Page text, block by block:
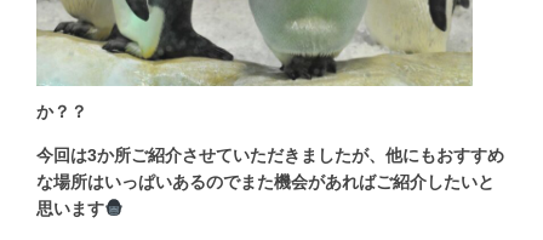
か？？
今回は3か所ご紹介させていただきましたが、他にもおすすめ
な場所はいっぱいあるのでまた機会があればご紹介したいと
思います